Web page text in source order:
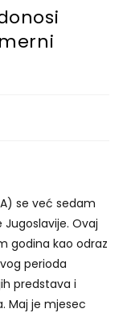
se već sedam
Ovaj
godina kao odraz
perioda
predstava i
Maj je mjesec